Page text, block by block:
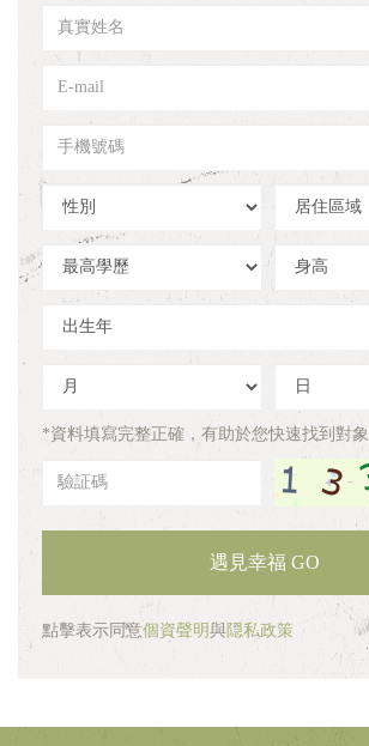
實
姓
名
手
號
碼
區
月
日
*資料填寫完整正確，有助於您快速找到對象
驗
遇見幸福 GO
點擊表示同意個資聲明與隠私政策